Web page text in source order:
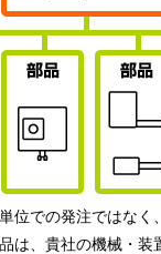
位での発注ではなく
は、貴社の機械・装